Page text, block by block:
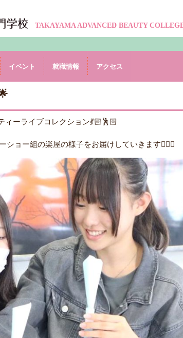
TAKAYAMA ADVANCED BEAUTY
イベント 就職情報 アクセス
ーライブコレクション💃🏻🕺🏻
ョー組の楽屋の様子をお届けしていきます💁🏻‍♀️